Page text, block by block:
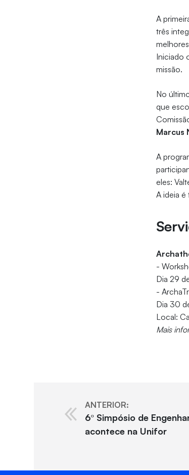
A
três
Iniciado
missão.
No
que
Marcus
A
eles:
A ideia
-
Dia 29
-
Dia 30
Local:
Mais
ANTERIOR:
6º Simpósio de
acontece na Unifor